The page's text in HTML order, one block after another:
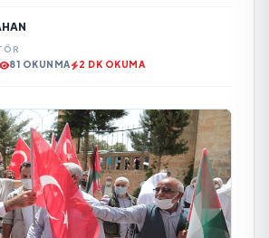
81 OKUNMA 2 DK OKUMA